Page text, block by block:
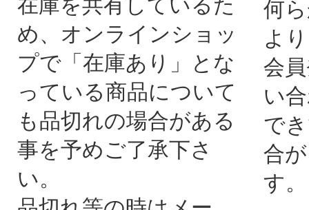
在庫を共有しているた
め、オンラインショッ
プで「在庫あり」とな
っている商品について
も品切れの場合がある
事を予めご了承下さ
い。
何
よ
会
い
で
合
す。